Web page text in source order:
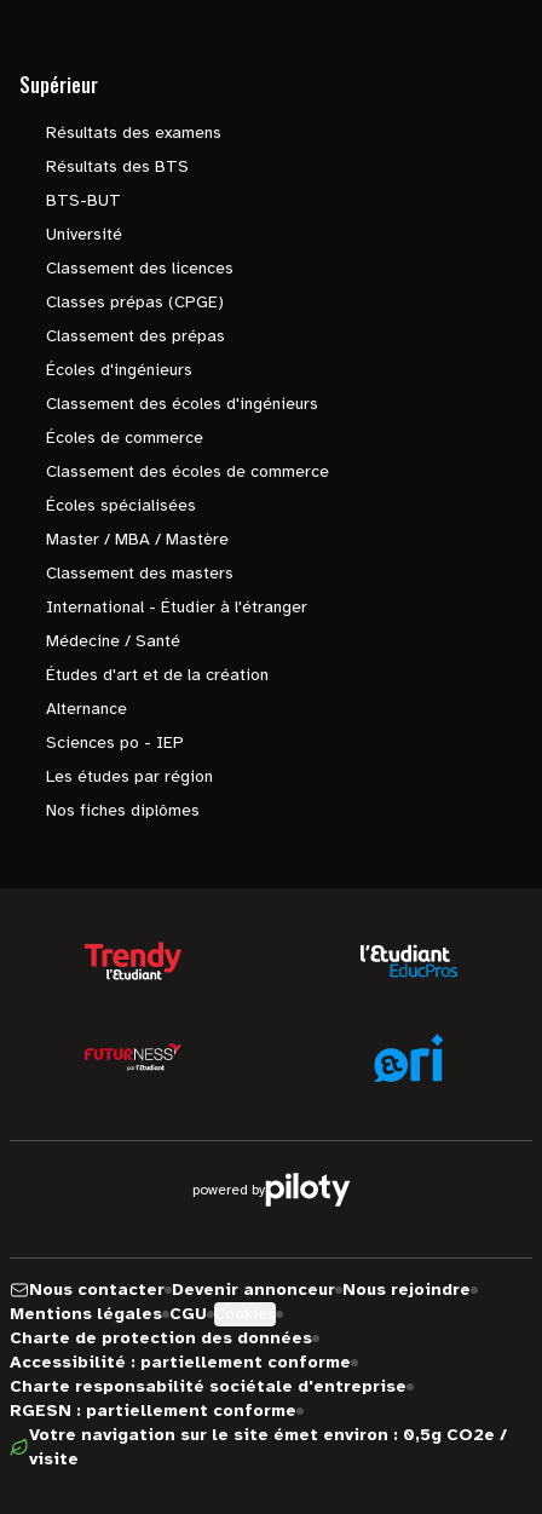
Supérieur
Résultats des examens
Résultats des BTS
BTS-BUT
Université
Classement des licences
Classes prépas (CPGE)
Classement des prépas
Écoles d'ingénieurs
Classement des écoles d'ingénieurs
Écoles de commerce
Classement des écoles de commerce
Écoles spécialisées
Master / MBA / Mastère
Classement des masters
International - Étudier à l'étranger
Médecine / Santé
Études d'art et de la création
Alternance
Sciences po - IEP
Les études par région
Nos fiches diplômes
powered by
Nous contacter Devenir annonceur Nous rejoindre
Mentions légales CGU
Charte de protection des données
Accessibilité : partiellement conforme
Charte responsabilité sociétale d'entreprise
RGESN : partiellement conforme
Votre navigation sur le site émet environ : 0,5g CO2e /
visite